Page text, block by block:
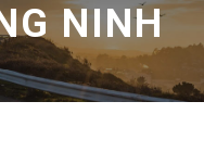
NINH